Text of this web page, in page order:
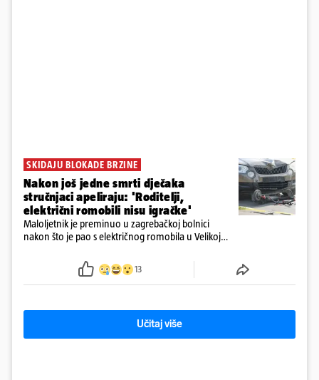
SKIDAJU BLOKADE BRZINE
Nakon još jedne smrti dječaka
stručnjaci apeliraju: 'Roditelji,
električni romobili nisu igračke'
Maloljetnik je preminuo u zagrebačkoj bolnici
nakon što je pao s električnog romobila u Velikoj
13
Učitaj više